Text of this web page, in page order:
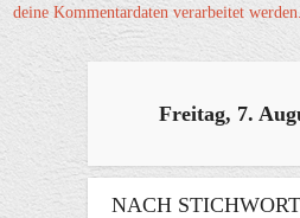
deine Kommentardaten verarbeitet werden.
Freitag, 7.
NACH